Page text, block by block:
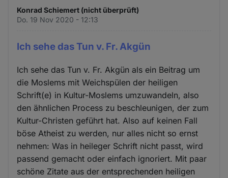
Konrad Schiemert (nicht überprüft)
Do. 19 Nov 2020 - 12:13
Ich sehe das Tun v. Fr. Akgün
Ich sehe das Tun v. Fr. Akgün als ein Beitrag um
die Moslems mit Weichspülen der heiligen
Schrift(e) in Kultur-Moslems umzuwandeln, also
den ähnlichen Process zu beschleunigen, der zum
Kultur-Christen geführt hat. Also auf keinen Fall
böse Atheist zu werden, nur alles nicht so ernst
nehmen: Was in heileger Schrift nicht passt, wird
passend gemacht oder einfach ignoriert. Mit paar
schöne Zitate aus der entsprechenden heiligen